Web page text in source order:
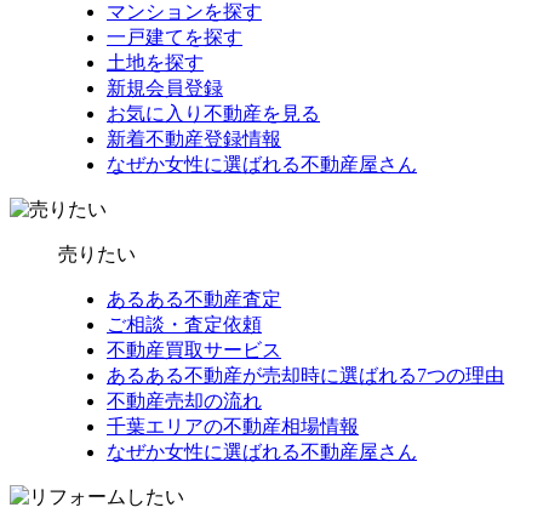
マンションを探す
一戸建てを探す
土地を探す
新規会員登録
お気に入り不動産を見る
新着不動産登録情報
なぜか女性に選ばれる不動産屋さん
売りたい
あるある不動産査定
ご相談・査定依頼
不動産買取サービス
あるある不動産が売却時に選ばれる7つの理由
不動産売却の流れ
千葉エリアの不動産相場情報
なぜか女性に選ばれる不動産屋さん